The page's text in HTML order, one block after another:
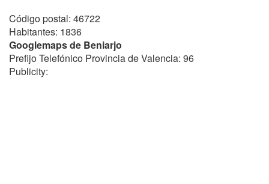
Código postal: 46722
Habitantes: 1836
Googlemaps de Beniarjo
Prefijo Telefónico Provincia de Valencia: 96
Publicity: